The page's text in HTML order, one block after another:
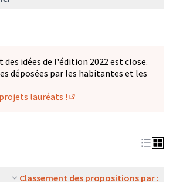
des idées de l'édition 2022 est close.
déposées par les habitantes et les
lauréats !
Classement des propositions par :